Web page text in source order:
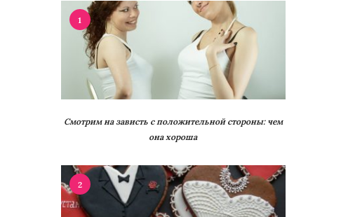
1
Смотрим на зависть с положительной стороны: чем
она хороша
2